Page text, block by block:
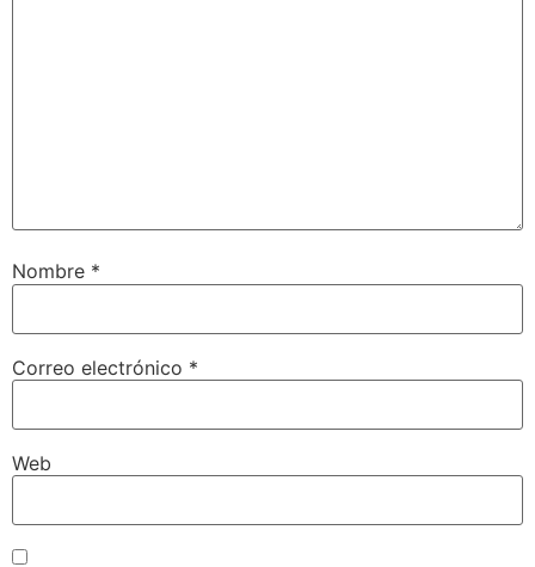
Nombre *
Correo electrónico *
Web